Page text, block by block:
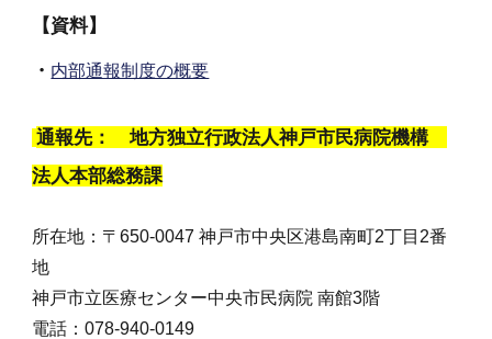
【資料】
・ 内部通報制度の概要
通報先： 地方独立行政法人神戸市民病院機構
法人本部総務課
所在地：〒650-0047 神戸市中央区港島南町2丁目2番
地
神戸市立医療センター中央市民病院 南館3階
電話：078-940-0149